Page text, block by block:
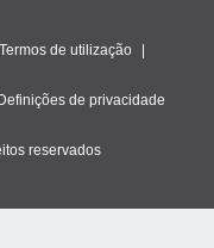
Termos de utilização
Definições de privacidade
reservados